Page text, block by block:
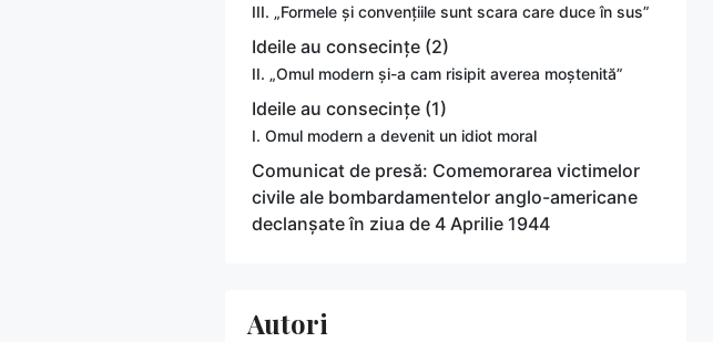
III. „Formele și convențiile sunt scara care duce în sus”
Ideile au consecințe (2)
II. „Omul modern și-a cam risipit averea moștenită”
Ideile au consecințe (1)
I. Omul modern a devenit un idiot moral
Comunicat de presă: Comemorarea victimelor
civile ale bombardamentelor anglo-americane
declanșate în ziua de 4 Aprilie 1944
Autori